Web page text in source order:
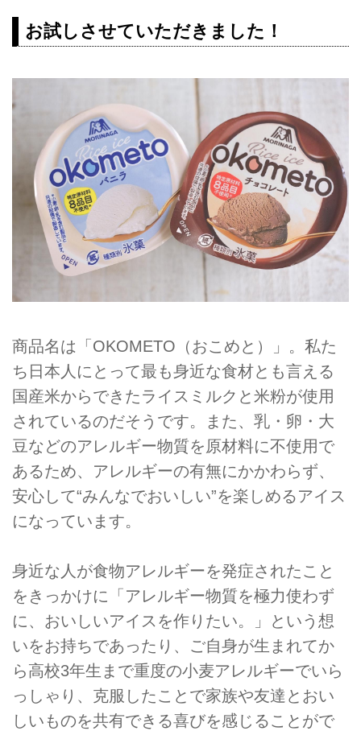
お試しさせていただきました！
商品名は「OKOMETO（おこめと）」。私た
ち日本人にとって最も身近な食材とも言える
国産米からできたライスミルクと米粉が使用
されているのだそうです。また、乳・卵・大
豆などのアレルギー物質を原材料に不使用で
あるため、アレルギーの有無にかかわらず、
安心して“みんなでおいしい”を楽しめるアイス
になっています。
身近な人が食物アレルギーを発症されたこと
をきっかけに「アレルギー物質を極力使わず
に、おいしいアイスを作りたい。」という想
いをお持ちであったり、ご自身が生まれてか
ら高校3年生まで重度の小麦アレルギーでいら
っしゃり、克服したことで家族や友達とおい
しいものを共有できる喜びを感じることがで